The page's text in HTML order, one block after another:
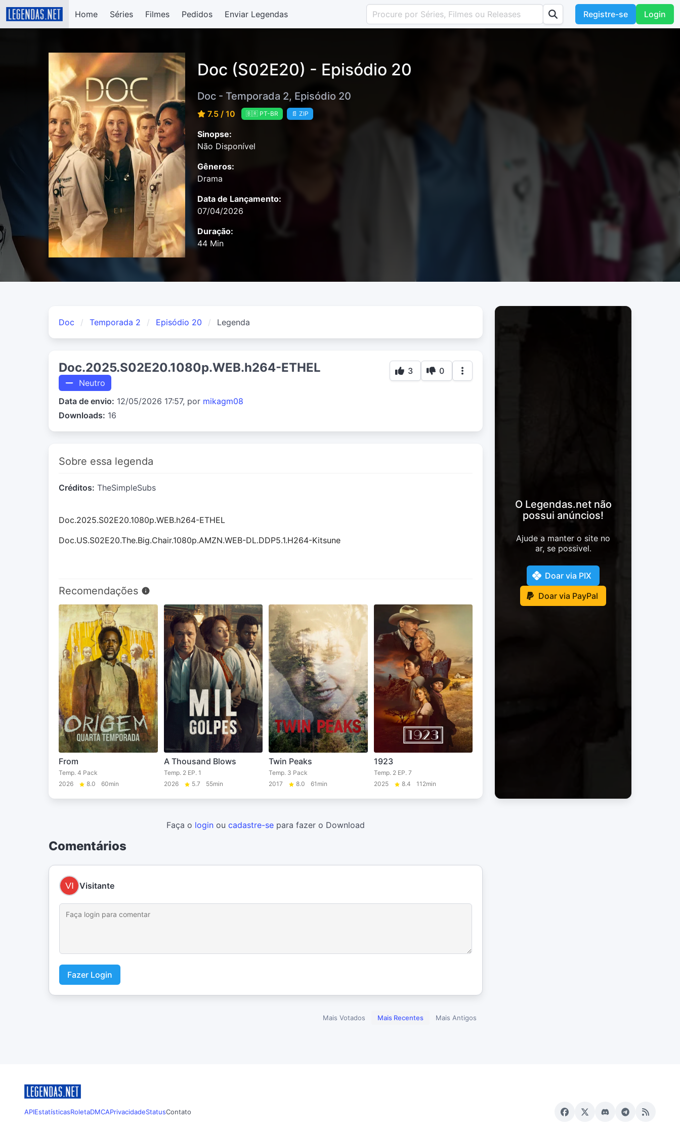
Home Séries Filmes Pedidos Enviar Legendas Registre-se Login
Doc (S02E20) - Episódio 20
Doc - Temporada 2, Episódio 20
7.5 / 10 🇧🇷 PT-BR 📄 ZIP
Sinopse:
Não Disponível
Gêneros:
Drama
Data de Lançamento:
07/04/2026
Duração:
44 Min
Doc Temporada 2 Episódio 20 Legenda
Doc.2025.S02E20.1080p.WEB.h264-ETHEL
Neutro
Data de envio: 12/05/2026 17:57, por mikagm08
Downloads: 16
3 0
Sobre essa legenda
Créditos: TheSimpleSubs
Doc.2025.S02E20.1080p.WEB.h264-ETHEL
Doc.US.S02E20.The.Big.Chair.1080p.AMZN.WEB-DL.DDP5.1.H264-Kitsune
Recomendações
From
Temp. 4 Pack
2026
8.0 60min
A Thousand Blows
Temp. 2 EP. 1
2026
5.7 55min
Twin Peaks
Temp. 3 Pack
2017
8.0 61min
1923
Temp. 2 EP. 7
2025
8.4 112min
O Legendas.net não
possui anúncios!
Ajude a manter o site no
ar, se possivel.
Doar via PIX
Doar via PayPal
Faça o login ou cadastre-se para fazer o Download
Comentários
Visitante
Fazer Login
Mais Votados Mais Recentes Mais Antigos
APIEstatísticasRoletaDMCAPrivacidadeStatusContato